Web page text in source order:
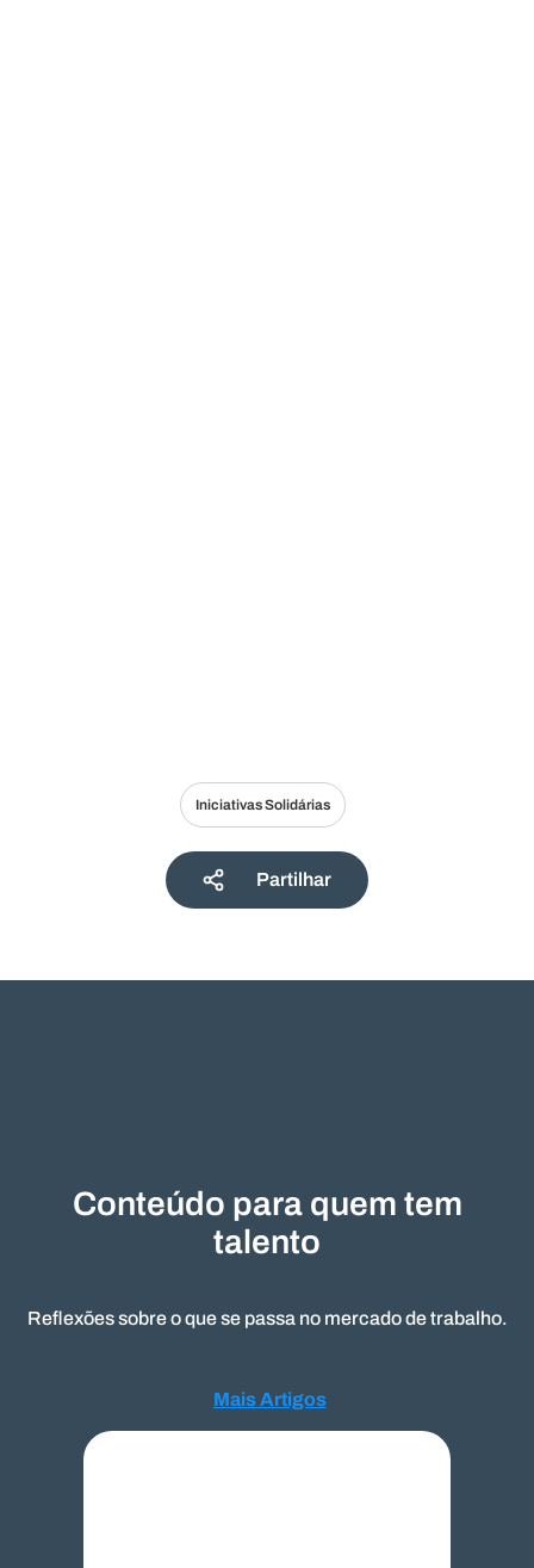
Iniciativas Solidárias
Partilhar
Conteúdo para quem tem
talento
Reflexões sobre o que se passa no mercado de trabalho.
Mais Artigos